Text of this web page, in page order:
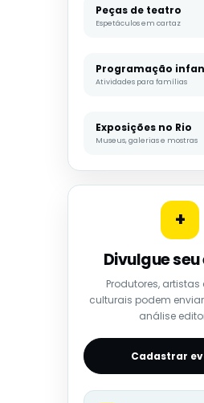
Peças de teatro
Espetáculos em cartaz
Programação
Atividades para famílias
Exposições no Rio
Museus, galerias e mostras
+
Divulgue
Produtores, artistas
culturais podem
análise
Cadastrar